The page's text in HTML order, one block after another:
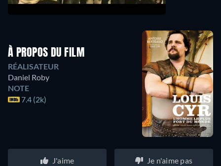
À PROPOS DU FILM
RÉALISATEUR
Daniel Roby
NOTE
7.4 (2k)
J'aime Je n'aime pas